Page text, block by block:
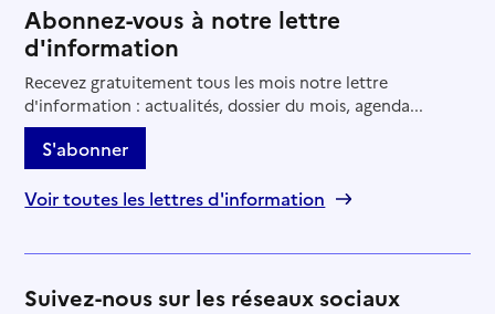
Abonnez-vous à notre lettre
d'information
Recevez gratuitement tous les mois notre lettre
d'information : actualités, dossier du mois, agenda...
S'abonner
Voir toutes les lettres d'information
Suivez-nous sur les réseaux sociaux